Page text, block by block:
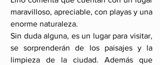
maravilloso, apreciable, con playas y una
enorme naturaleza.
Sin duda alguna, es un lugar para visitar,
se sorprenderán de los paisajes y la
limpieza de la ciudad. Además que